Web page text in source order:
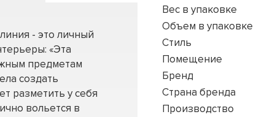
- это личный
«Эта
предметам
создать
разметить у себя
вольется в
Вес в упаковке
Объем в упаковке
Стиль
Помещение
Бренд
Страна бренда
Производство